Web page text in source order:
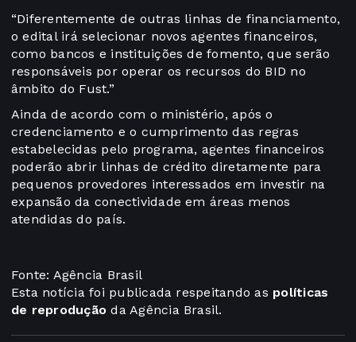
“Diferentemente de outras linhas de financiamento,
o edital irá selecionar novos agentes financeiros,
como bancos e instituições de fomento, que serão
responsáveis por operar os recursos do BID no
âmbito do Fust.”
Ainda de acordo com o ministério, após o
credenciamento e o cumprimento das regras
estabelecidas pelo programa, agentes financeiros
poderão abrir linhas de crédito diretamente para
pequenos provedores interessados em investir na
expansão da conectividade em áreas menos
atendidas do país.
Fonte: Agência Brasil
Esta notícia foi publicada respeitando as políticas
de reprodução da Agência Brasil.